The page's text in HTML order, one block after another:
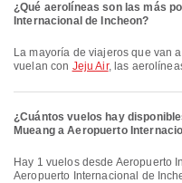
¿Qué aerolíneas son las más
Internacional de Incheon?
La mayoría de viajeros que van a Aeropuerto Internacional de Incheon
vuelan con Jeju Air, las
¿Cuántos vuelos hay
Mueang a Aeropuerto
Hay 1 vuelos desde Aeropuerto Internacional Don Mueang hasta
Aeropuerto Internacional de